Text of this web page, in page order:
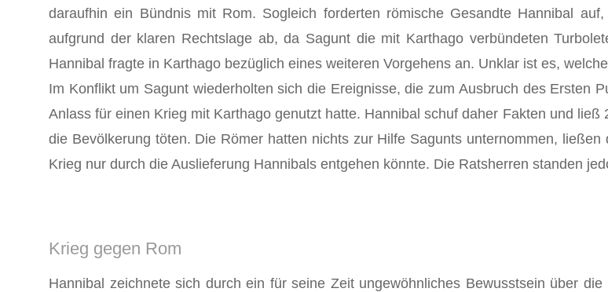
daraufhin ein Bündnis mit Rom. Sogleich forderten römische Gesandte Hannibal
aufgrund der klaren Rechtslage ab, da Sagunt die mit Karthago verbündeten
Hannibal fragte in Karthago bezüglich eines weiteren Vorgehens an. Unklar ist es,
Im Konflikt um Sagunt wiederholten sich die Ereignisse, die zum Ausbruch des Ersten
Anlass für einen Krieg mit Karthago genutzt hatte. Hannibal schuf daher Fakten und
die Bevölkerung töten. Die Römer hatten nichts zur Hilfe Sagunts unternommen,
Krieg nur durch die Auslieferung Hannibals entgehen könnte. Die Ratsherren standen
Krieg gegen Rom
Hannibal zeichnete sich durch ein für seine Zeit ungewöhnliches Bewusstsein über